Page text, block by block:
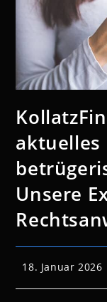
aktuelles
Unsere
Beitrag
veröffentlicht:
18. Januar 2026